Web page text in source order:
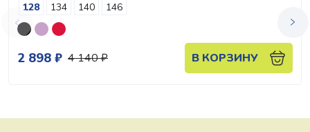
128 134 140 146
2 898 ₽ 4 140 ₽ В КОРЗИНУ